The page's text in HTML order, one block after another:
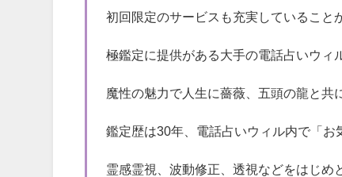
初回限定のサービスも充実していること
極鑑定に提供がある大手の電話占いウィ
魔性の魅力で人生に薔薇、五頭の龍と共
鑑定歴は30年、電話占いウィル内で「お
霊感霊視、波動修正、透視などをはじめ